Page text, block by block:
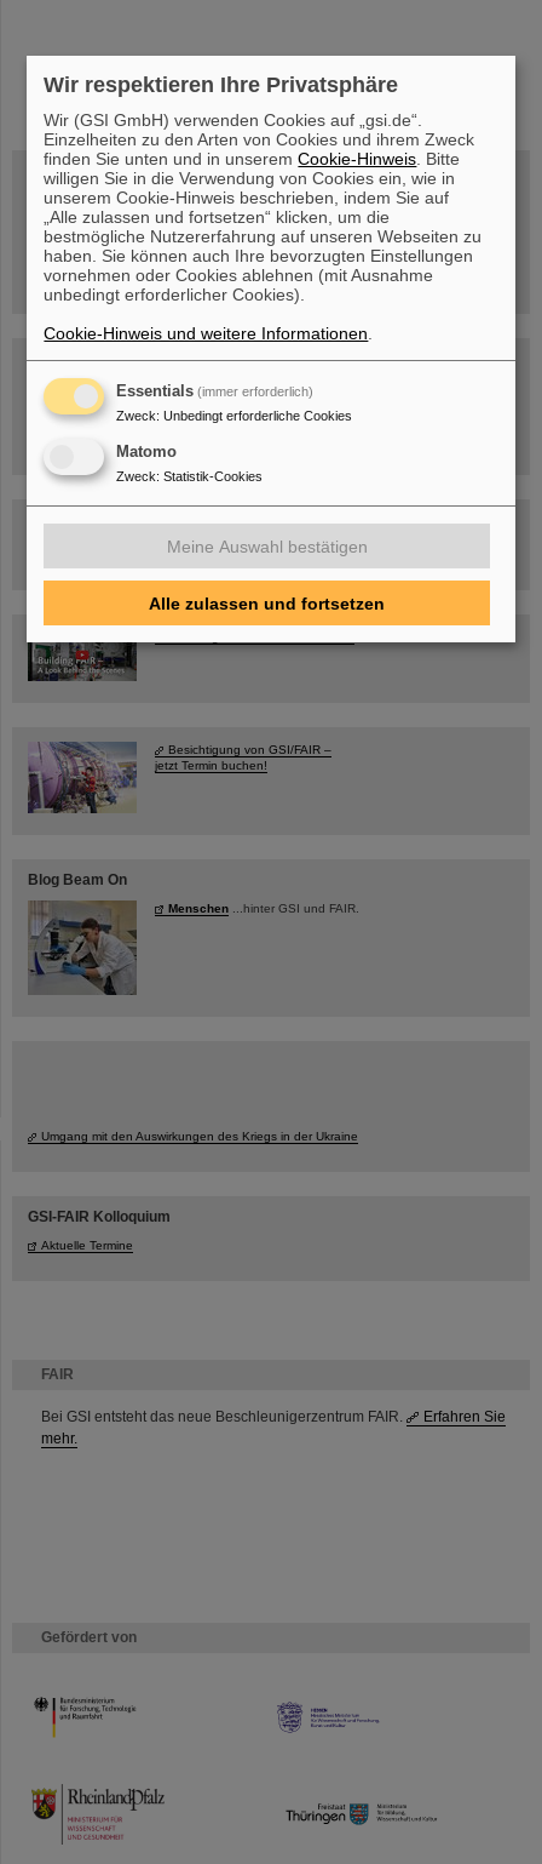
FAIR
Bei GSI entsteht das neue Beschleunigerzentrum FAIR.
Erfahren Sie
mehr.
Gefördert von
HMWK
TMWWDG
instagram linkedin youtubehelmholtz.socialfacebook
Mittwoch, 19.08.2026, 14 Uhr
Warum existiert nicht einfach nichts?
Hannah Elfner,
GSI/FAIR/Goethe-Universität
Anmeldung und weitere Informationen
SCIENCE POP-UP
12 – 17 Uhr
Ernst-Ludwig-Str. 22
FAIR-Trailer: Der Weg der Teilchen durch die
Besichtigung von GSI/FAIR –
jetzt Termin buchen!
Blog Beam On
Menschen ...hinter GSI und FAIR.
Umgang mit den Auswirkungen des Kriegs in der Ukraine
GSI-FAIR Kolloquium
Aktuelle Termine
Wir respektieren Ihre Privatsphäre
Wir (GSI GmbH) verwenden Cookies auf „gsi.de“.
Einzelheiten zu den Arten von Cookies und ihrem Zweck
finden Sie unten und in unseremCookie-Hinweis . Bitte
willigen Sie in die Verwendung von Cookies ein, wie in
unserem Cookie-Hinweis beschrieben, indem Sie auf
„Alle zulassen und fortsetzen“ klicken, um die
bestmögliche Nutzererfahrung auf unseren Webseiten zu
haben. Sie können auch Ihre bevorzugten Einstellungen
vornehmen oder Cookies ablehnen (mit Ausnahme
unbedingt erforderlicher Cookies).
Cookie-Hinweis und weitere Informationen
Essentials (immer erforderlich)
Zweck: Unbedingt erforderliche Cookies
Matomo
Zweck: Statistik-Cookies
Meine Auswahl bestätigen
Alle zulassen und fortsetzen